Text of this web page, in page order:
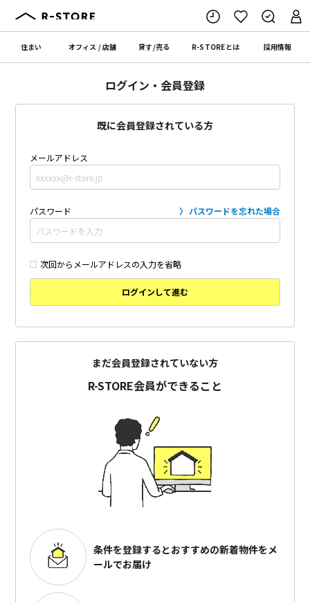
住まい オフィス /店舗 貸す/売る R-STOREとは 採用情報
ログイン・会員登録
既に会員登録されている方
メールアドレス
パスワード パスワードを忘れた場合
次回からメールアドレスの入力を省略
ログインして進む
まだ会員登録されていない方
R-STORE会員ができること
条件を登録するとおすすめの新着物件をメ
ールでお届け